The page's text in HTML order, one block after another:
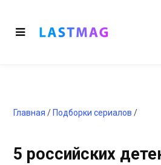
Главная / Подборки сериалов /
5 российских